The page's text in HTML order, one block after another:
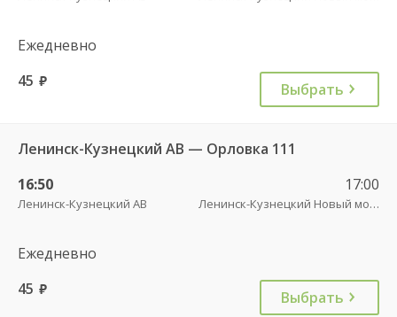
Ежедневно
45 руб. Выбрать
Ленинск-Кузнецкий АВ — Орловка 111
16:50
Ленинск-Кузнецкий АВ
17:00
Ленинск-Кузнецкий Новый мост
Ежедневно
45 руб. Выбрать